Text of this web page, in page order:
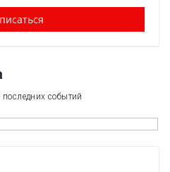
событий